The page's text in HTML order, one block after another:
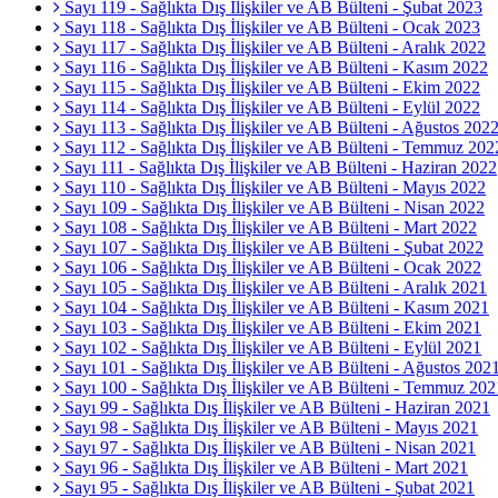
Sayı 119 - Sağlıkta Dış İlişkiler ve AB Bülteni - Şubat 2023
Sayı 118 - Sağlıkta Dış İlişkiler ve AB Bülteni - Ocak 2023
Sayı 117 - Sağlıkta Dış İlişkiler ve AB Bülteni - Aralık 2022
Sayı 116 - Sağlıkta Dış İlişkiler ve AB Bülteni - Kasım 2022
Sayı 115 - Sağlıkta Dış İlişkiler ve AB Bülteni - Ekim 2022
Sayı 114 - Sağlıkta Dış İlişkiler ve AB Bülteni - Eylül 2022
Sayı 113 - Sağlıkta Dış İlişkiler ve AB Bülteni - Ağustos 2022
Sayı 112 - Sağlıkta Dış İlişkiler ve AB Bülteni - Temmuz
Sayı 111 - Sağlıkta Dış İlişkiler ve AB Bülteni - Haziran 2022
Sayı 110 - Sağlıkta Dış İlişkiler ve AB Bülteni - Mayıs 2022
Sayı 109 - Sağlıkta Dış İlişkiler ve AB Bülteni - Nisan 2022
Sayı 108 - Sağlıkta Dış İlişkiler ve AB Bülteni - Mart 2022
Sayı 107 - Sağlıkta Dış İlişkiler ve AB Bülteni - Şubat 2022
Sayı 106 - Sağlıkta Dış İlişkiler ve AB Bülteni - Ocak 2022
Sayı 105 - Sağlıkta Dış İlişkiler ve AB Bülteni - Aralık 2021
Sayı 104 - Sağlıkta Dış İlişkiler ve AB Bülteni - Kasım 2021
Sayı 103 - Sağlıkta Dış İlişkiler ve AB Bülteni - Ekim 2021
Sayı 102 - Sağlıkta Dış İlişkiler ve AB Bülteni - Eylül 2021
Sayı 101 - Sağlıkta Dış İlişkiler ve AB Bülteni - Ağustos 2021
Sayı 100 - Sağlıkta Dış İlişkiler ve AB Bülteni - Temmuz
Sayı 99 - Sağlıkta Dış İlişkiler ve AB Bülteni - Haziran 2021
Sayı 98 - Sağlıkta Dış İlişkiler ve AB Bülteni - Mayıs 2021
Sayı 97 - Sağlıkta Dış İlişkiler ve AB Bülteni - Nisan 2021
Sayı 96 - Sağlıkta Dış İlişkiler ve AB Bülteni - Mart 2021
Sayı 95 - Sağlıkta Dış İlişkiler ve AB Bülteni - Şubat 2021